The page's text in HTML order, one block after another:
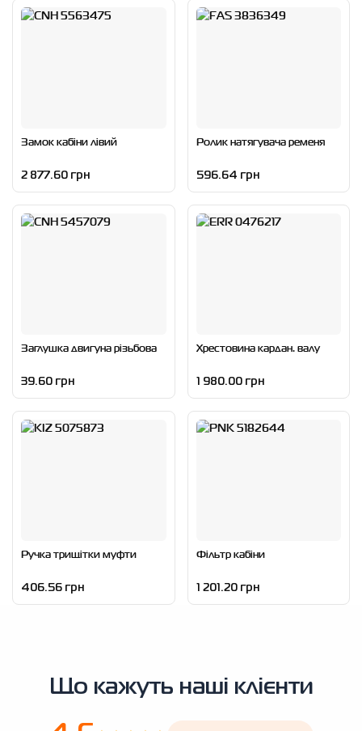
Замок кабіни лівий
2 877.60 грн
Ролик натягувача ременя
596.64 грн
Заглушка двигуна різьбова
39.60 грн
Хрестовина кардан. валу
1 980.00 грн
Ручка трищітки муфти
406.56 грн
Фільтр кабіни
1 201.20 грн
Що кажуть наші клієнти